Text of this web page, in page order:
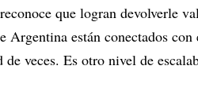
reconoce que logran devolverle
Argentina están conectados
veces. Es otro nivel de